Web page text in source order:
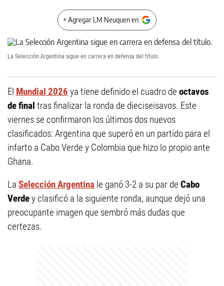
+ Agregar LM Neuquen en
La Selección Argentina sigue en carrera en defensa del título.
El Mundial 2026 ya tiene definido el cuadro de octavos
de final tras finalizar la ronda de dieciseisavos. Este
viernes se confirmaron los últimos dos nuevos
clasificados: Argentina que superó en un partido para el
infarto a Cabo Verde y Colombia que hizo lo propio ante
Ghana.
La Selección Argentina le ganó 3-2 a su par de Cabo
Verdey clasificó a la siguiente ronda, aunque dejó una
preocupante imagen que sembró más dudas que
certezas.